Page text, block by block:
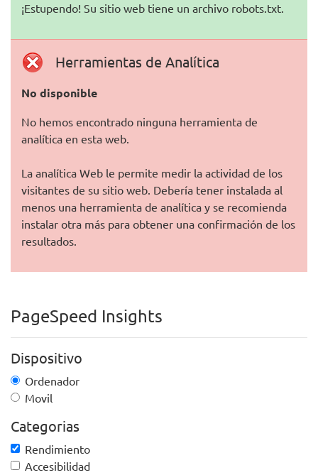
¡Estupendo! Su sitio web tiene un archivo robots.txt.
Herramientas de Analítica
No disponible
No hemos encontrado ninguna herramienta de
analítica en esta web.
La analítica Web le permite medir la actividad de los
visitantes de su sitio web. Debería tener instalada al
menos una herramienta de analítica y se recomienda
instalar otra más para obtener una confirmación de los
resultados.
PageSpeed Insights
Dispositivo
Ordenador
Movil
Categorias
Rendimiento
Accesibilidad